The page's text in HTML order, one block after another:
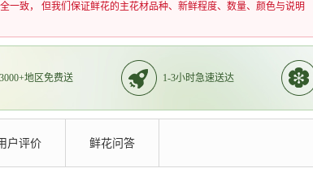
一致， 但我们保证鲜花的主花材品种、新鲜程度、数量、颜色与说明
地区免费送 1-3小时急速送达
户评价 鲜花问答